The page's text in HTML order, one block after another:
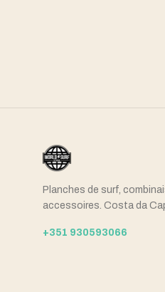
Planches de surf,
accessoires. Costa da
+351 930593066